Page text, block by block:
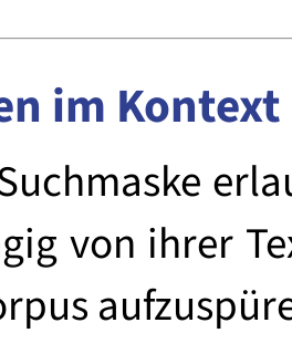
im Kontext
von ihrer